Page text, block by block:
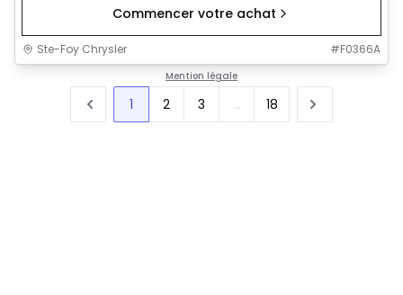
Commencer votre achat
Ste-Foy Chrysler #F0366A
Mention légale
1 2 3 ... 18